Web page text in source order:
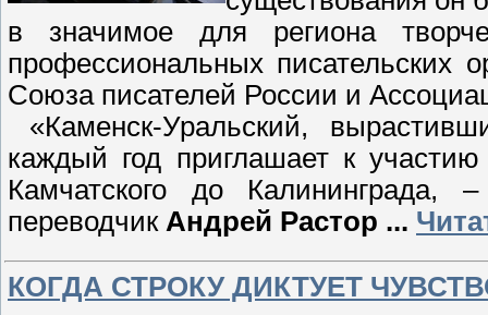
в значимое для региона
профессиональных писательских
Союза писателей России и
«Каменск-Уральский,
каждый год приглашает к
Камчатского до
переводчик Андрей Растор ...
КОГДА СТРОКУ ДИКТУЕТ